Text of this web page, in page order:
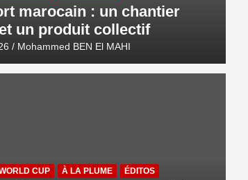
marocain : un chantier
un produit collectif
Mohammed BEN El MAHI
CUP À LA PLUME ÉDITOS